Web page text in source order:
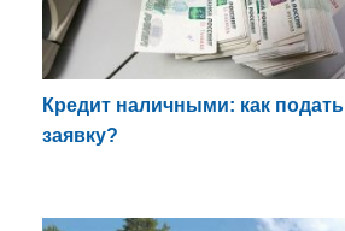
Кредит наличными: как подать
заявку?